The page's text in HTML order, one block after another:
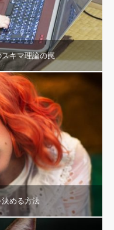
キマ理論の罠
める方法